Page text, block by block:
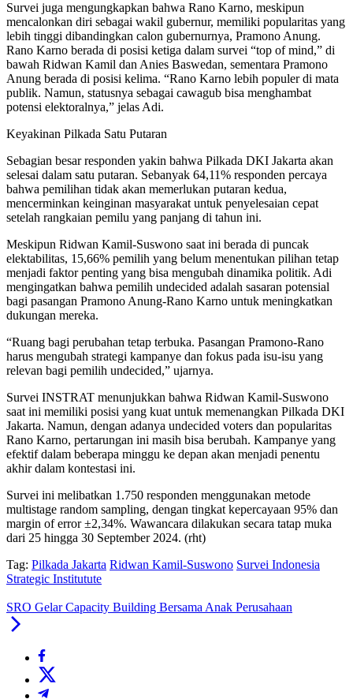
Survei juga mengungkapkan bahwa Rano Karno, meskipun
mencalonkan diri sebagai wakil gubernur, memiliki popularitas yang
lebih tinggi dibandingkan calon gubernurnya, Pramono Anung.
Rano Karno berada di posisi ketiga dalam survei “top of mind,” di
bawah Ridwan Kamil dan Anies Baswedan, sementara Pramono
Anung berada di posisi kelima. “Rano Karno lebih populer di mata
publik. Namun, statusnya sebagai cawagub bisa menghambat
potensi elektoralnya,” jelas Adi.
Keyakinan Pilkada Satu Putaran
Sebagian besar responden yakin bahwa Pilkada DKI Jakarta akan
selesai dalam satu putaran. Sebanyak 64,11% responden percaya
bahwa pemilihan tidak akan memerlukan putaran kedua,
mencerminkan keinginan masyarakat untuk penyelesaian cepat
setelah rangkaian pemilu yang panjang di tahun ini.
Meskipun Ridwan Kamil-Suswono saat ini berada di puncak
elektabilitas, 15,66% pemilih yang belum menentukan pilihan tetap
menjadi faktor penting yang bisa mengubah dinamika politik. Adi
mengingatkan bahwa pemilih undecided adalah sasaran potensial
bagi pasangan Pramono Anung-Rano Karno untuk meningkatkan
dukungan mereka.
“Ruang bagi perubahan tetap terbuka. Pasangan Pramono-Rano
harus mengubah strategi kampanye dan fokus pada isu-isu yang
relevan bagi pemilih undecided,” ujarnya.
Survei INSTRAT menunjukkan bahwa Ridwan Kamil-Suswono
saat ini memiliki posisi yang kuat untuk memenangkan Pilkada DKI
Jakarta. Namun, dengan adanya undecided voters dan popularitas
Rano Karno, pertarungan ini masih bisa berubah. Kampanye yang
efektif dalam beberapa minggu ke depan akan menjadi penentu
akhir dalam kontestasi ini.
Survei ini melibatkan 1.750 responden menggunakan metode
multistage random sampling, dengan tingkat kepercayaan 95% dan
margin of error ±2,34%. Wawancara dilakukan secara tatap muka
dari 25 hingga 30 September 2024. (rht)
Tag: Pilkada Jakarta Ridwan Kamil-Suswono Survei Indonesia
Strategic Institutute
SRO Gelar Capacity Building Bersama Anak Perusahaan